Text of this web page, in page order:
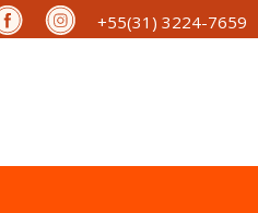
+55(31) 3224-7659